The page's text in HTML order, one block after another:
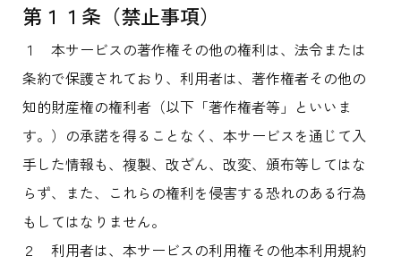
第１１条（禁止事項）
１ 本サービスの著作権その他の権利は、法令または
条約で保護されており、利用者は、著作権者その他の
知的財産権の権利者（以下「著作権者等」といいま
す。）の承諾を得ることなく、本サービスを通じて入
手した情報も、複製、改ざん、改変、頒布等してはな
らず、また、これらの権利を侵害する恐れのある行為
もしてはなりません。
２ 利用者は、本サービスの利用権その他本利用規約